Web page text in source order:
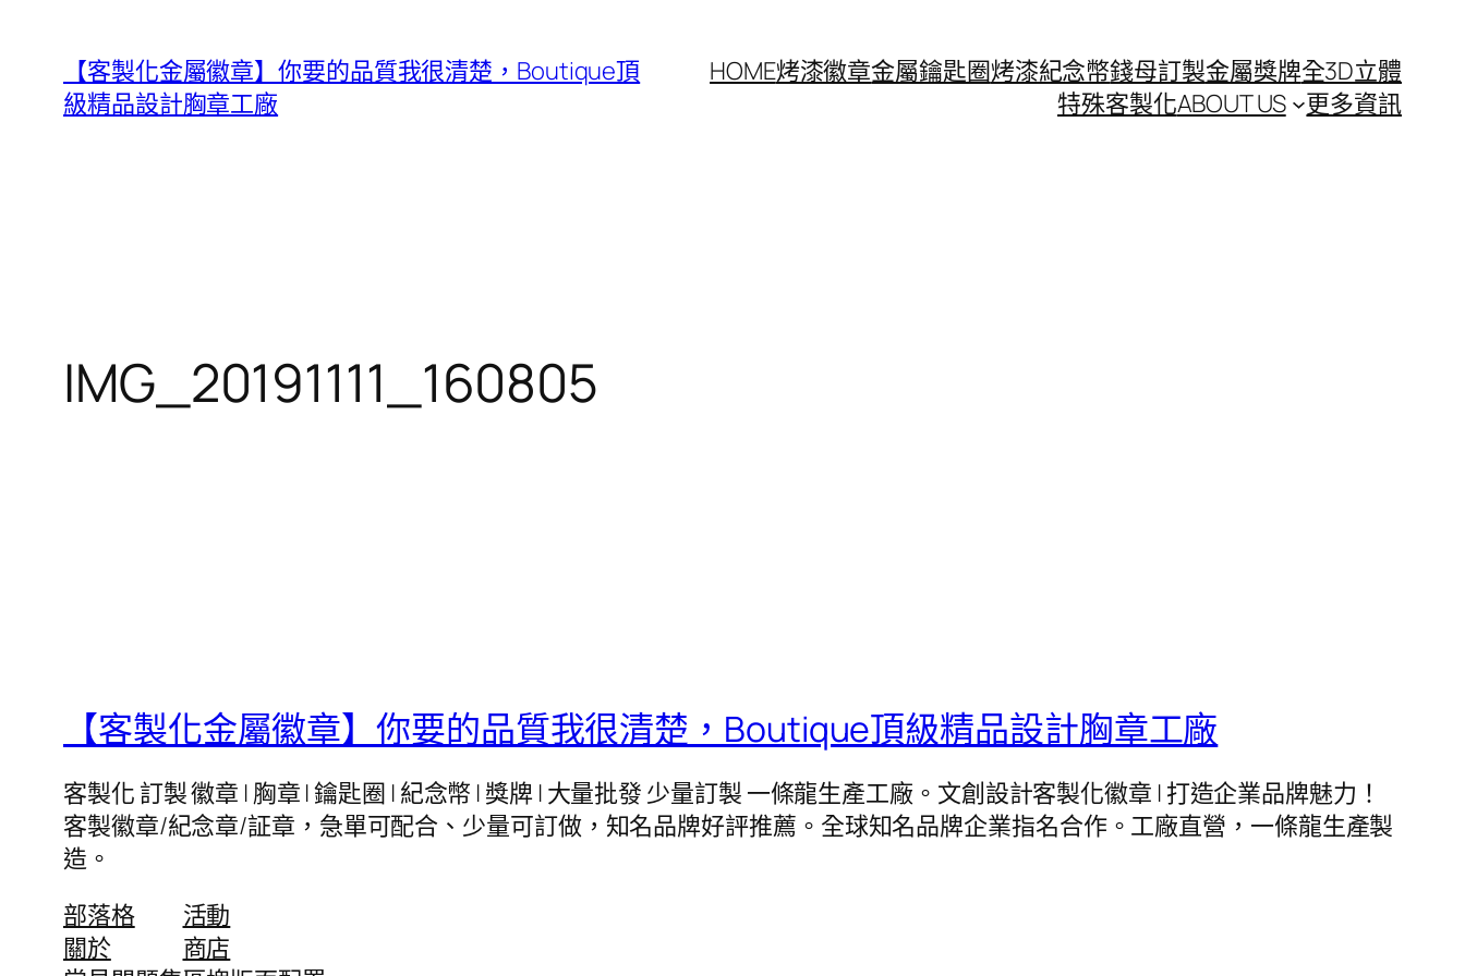
【客製化金屬徽章】你要的品質我很清楚，Boutique頂
級精品設計胸章工廠
HOME烤漆徽章金屬鑰匙圈烤漆紀念幣錢母訂製金屬獎牌全3D立體
特殊客製化ABOUT US 更多資訊
IMG_20191111_160805
【客製化金屬徽章】你要的品質我很清楚，Boutique頂級精品設計胸章工廠
客製化 訂製 徽章 | 胸章 | 鑰匙圈 | 紀念幣 | 獎牌 | 大量批發 少量訂製 一條龍生產工廠。文創設計客製化徽章 | 打造企業品牌魅力！
客製徽章/紀念章/証章，急單可配合、少量可訂做，知名品牌好評推薦。全球知名品牌企業指名合作。工廠直營，一條龍生產製
造。
部落格
關於
活動
商店